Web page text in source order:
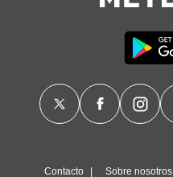
Contacto Sobre nosotros